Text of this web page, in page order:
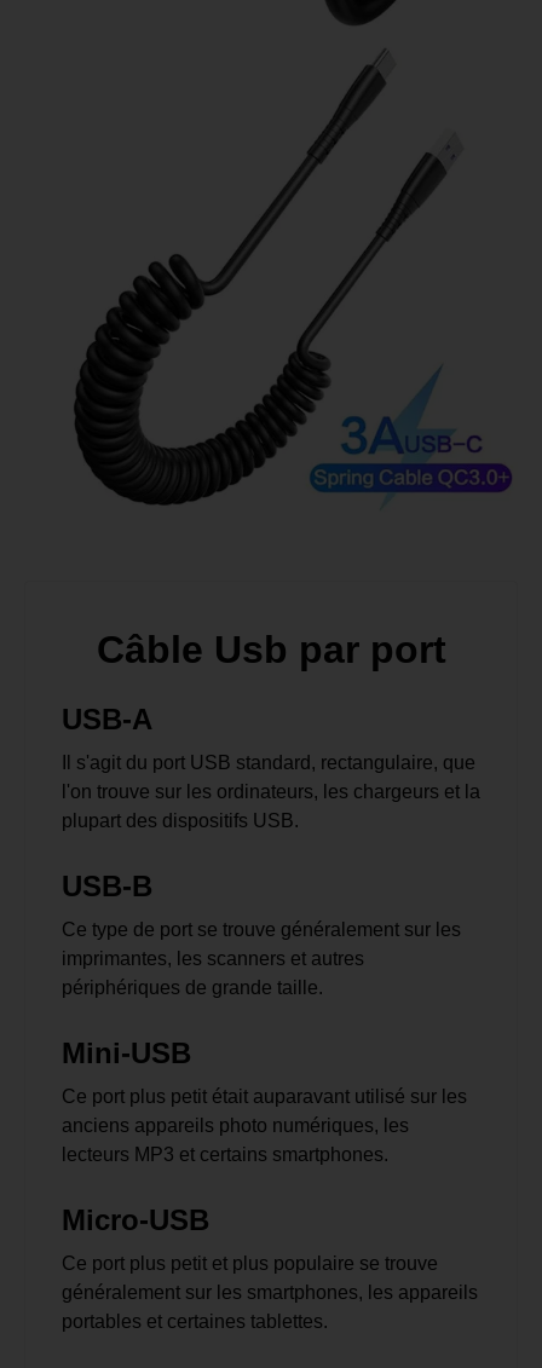
Câble Usb par port
USB-A
Il s'agit du port USB standard, rectangulaire, que
l'on trouve sur les ordinateurs, les chargeurs et la
plupart des dispositifs USB.
USB-B
Ce type de port se trouve généralement sur les
imprimantes, les scanners et autres
périphériques de grande taille.
Mini-USB
Ce port plus petit était auparavant utilisé sur les
anciens appareils photo numériques, les
lecteurs MP3 et certains smartphones.
Micro-USB
Ce port plus petit et plus populaire se trouve
généralement sur les smartphones, les appareils
portables et certaines tablettes.